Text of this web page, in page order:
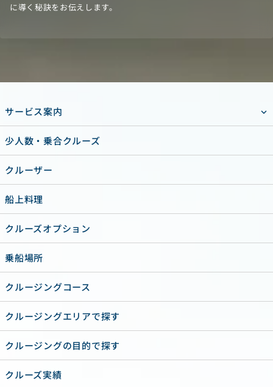
に導く秘訣をお伝えします。
サービス案内
少人数・乗合クルーズ
クルーザー
船上料理
クルーズオプション
乗船場所
クルージングコース
クルージングエリアで探す
クルージングの目的で探す
クルーズ実績